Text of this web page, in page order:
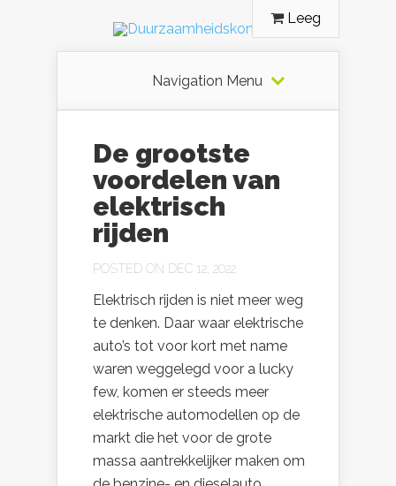
Leeg
Navigation Menu
De grootste
voordelen van
elektrisch
rijden
POSTED ON DEC 12, 2022
Elektrisch rijden is niet meer weg
te denken. Daar waar elektrische
auto’s tot voor kort met name
waren weggelegd voor a lucky
few, komen er steeds meer
elektrische automodellen op de
markt die het voor de grote
massa aantrekkelijker maken om